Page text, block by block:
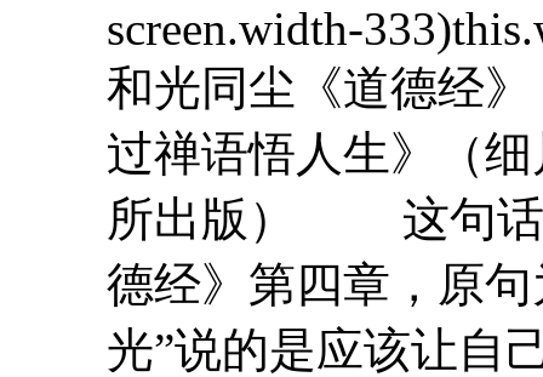
screen.width-
和光同尘《道德经
过禅语悟人生》（
所出版） 这句话
德经》第四章，原
光”说的是应该让自